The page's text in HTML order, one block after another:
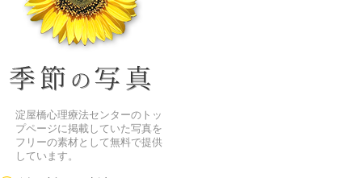
淀屋橋心理療法センターのトッ
プページに掲載していた写真を
フリーの素材として無料で提供
しています。